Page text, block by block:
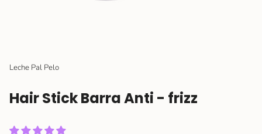
Leche Pal Pelo
Hair Stick Barra Anti - frizz